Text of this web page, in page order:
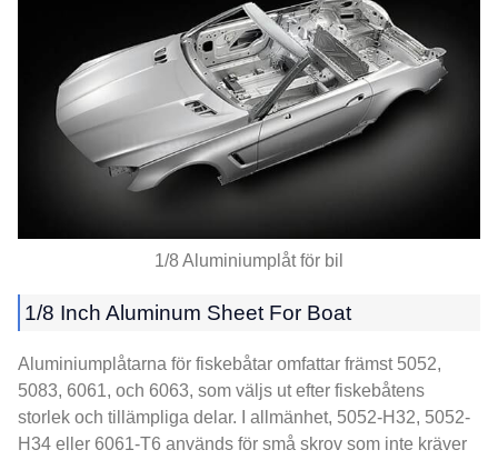
1/8 Aluminiumplåt för bil
1/8 Inch Aluminum Sheet For Boat
Aluminiumplåtarna för fiskebåtar omfattar främst 5052,
5083, 6061, och 6063, som väljs ut efter fiskebåtens
storlek och tillämpliga delar. I allmänhet, 5052-H32, 5052-
H34 eller 6061-T6 används för små skrov som inte kräver